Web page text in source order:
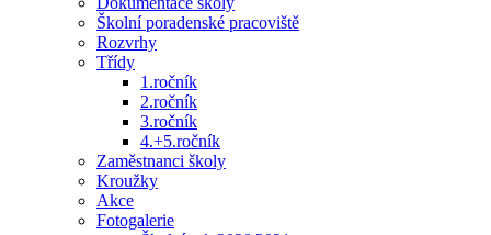
Školní poradenské pracoviště
Rozvrhy
Třídy
1.ročník
2.ročník
3.ročník
4.+5.ročník
Zaměstnanci školy
Kroužky
Akce
Fotogalerie